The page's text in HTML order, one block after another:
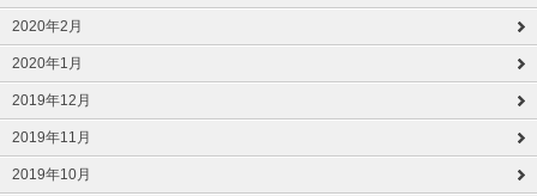
2020年2月
2020年1月
2019年12月
2019年11月
2019年10月